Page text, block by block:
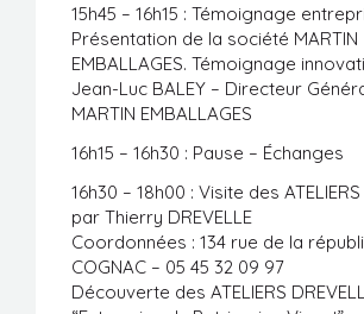
15h45 – 16h15 : Témoignage
Présentation de la société MARTIN
EMBALLAGES. Témoignage
Jean-Luc BALEY – Directeur
MARTIN EMBALLAGES
16h15 – 16h30 : Pause – Échanges
16h30 – 18h00 : Visite des ATELIERS
par Thierry DREVELLE
Coordonnées : 134 rue de la
COGNAC – 05 45 32 09 97
Découverte des ATELIERS